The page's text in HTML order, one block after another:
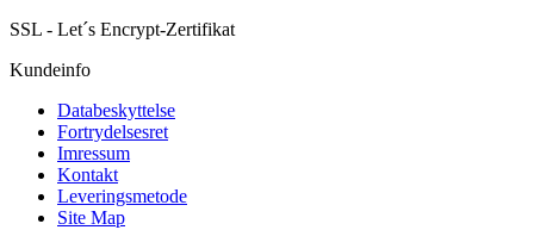
SSL - Let´s Encrypt-Zertifikat
Kundeinfo
Databeskyttelse
Fortrydelsesret
Imressum
Kontakt
Leveringsmetode
Site Map